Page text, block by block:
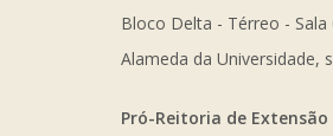
Bloco Delta - Térreo - Sala
Alameda da Universidade,
Pró-Reitoria de